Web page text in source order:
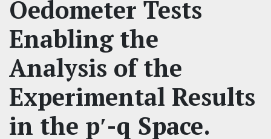
Oedometer Tests
Enabling the
Analysis of the
Experimental Results
in the p′-q Space.